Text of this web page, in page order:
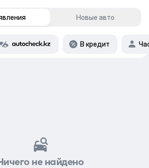
Новые авто
В кредит
не найдено